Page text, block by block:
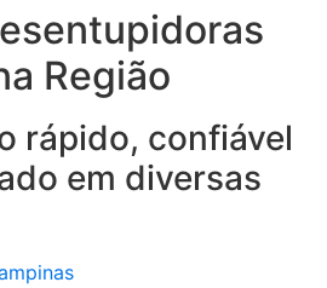
Região
rápido, confiável
em diversas